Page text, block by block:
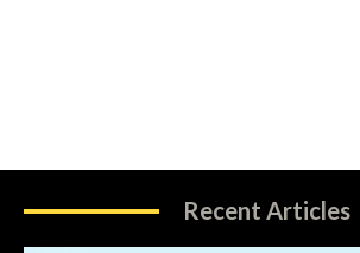
Recent Articles